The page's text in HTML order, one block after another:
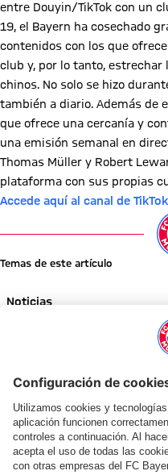
entre Douyin/TikTok con un
19, el Bayern ha cosechado
contenidos con los que
club y, por lo tanto,
chinos. No solo se hizo
también a diario. Además de
que ofrece una cercanía y
una emisión semanal en
Thomas Müller y Robert
plataforma con sus propias
Accede aquí al canal de
Temas de este artículo
Noticias
NOTICIAS
AUDI SUMMER TOUR 2026
Resumen:
CONTRATO HASTA 2028
El
AUDI SUMMER
VÍDEOAUDI